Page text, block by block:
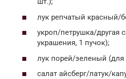
лук репчатый красный/
укроп/петрушка/другая
украшения, 1 пучок);
лук порей/зеленый (для
салат айсберг/латук/